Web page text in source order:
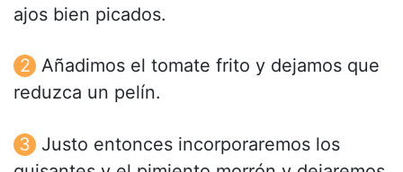
ajos bien picados.
Añadimos el tomate frito y dejamos que
reduzca un pelín.
Justo entonces incorporaremos los